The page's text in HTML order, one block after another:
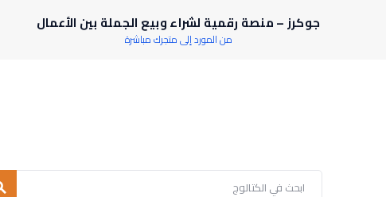
جوكرز – منصة رقمية لشراء وبيع الجملة بين الأعمال
من المورد إلى متجرك مباشرة